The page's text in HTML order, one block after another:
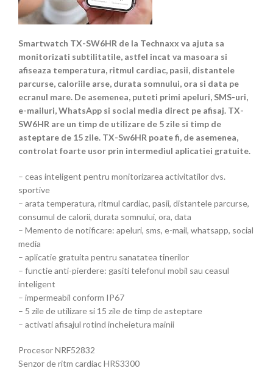
Smartwatch TX-SW6HR de la Technaxx va ajuta sa
monitorizati subtilitatile, astfel incat va masoara si
afiseaza temperatura, ritmul cardiac, pasii, distantele
parcurse, caloriile arse, durata somnului, ora si data pe
ecranul mare. De asemenea, puteti primi apeluri, SMS-uri,
e-mailuri, WhatsApp si social media direct pe afisaj. TX-
SW6HR are un timp de utilizare de 5 zile si timp de
asteptare de 15 zile. TX-Sw6HR poate fi, de asemenea,
controlat foarte usor prin intermediul aplicatiei gratuite.
– ceas inteligent pentru monitorizarea activitatilor dvs.
sportive
– arata temperatura, ritmul cardiac, pasii, distantele parcurse,
consumul de calorii, durata somnului, ora, data
– Memento de notificare: apeluri, sms, e-mail, whatsapp, social
media
– aplicatie gratuita pentru sanatatea tinerilor
– functie anti-pierdere: gasiti telefonul mobil sau ceasul
inteligent
– impermeabil conform IP67
– 5 zile de utilizare si 15 zile de timp de asteptare
– activati afisajul rotind incheietura mainii
Procesor NRF52832
Senzor de ritm cardiac HRS3300